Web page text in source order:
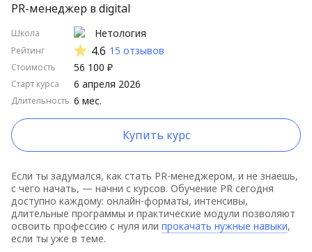
PR-менеджер в digital
Школа
Рейтинг
Стоимость
Старт курса
Длительность
Нетология
4.6 15 отзывов
56 100 ₽
6 мес.
6 апреля 2026
Купить курс
Если ты задумался, как стать PR-менеджером, и не знаешь,
с чего начать, — начни с курсов. Обучение PR сегодня
доступно каждому: онлайн-форматы, интенсивы,
длительные программы и практические модули позволяют
освоить профессию с нуля или прокачать нужные навыки,
если ты уже в теме.